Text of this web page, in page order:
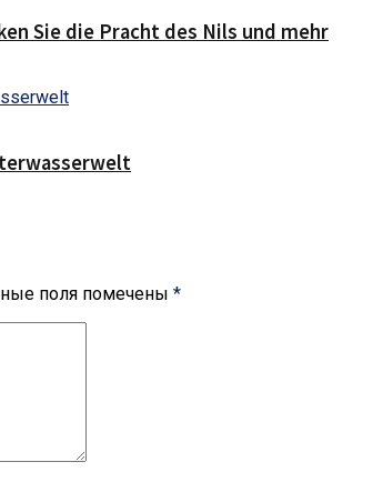
Sie die Pracht des Nils und mehr
поля помечены *